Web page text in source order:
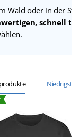
Wald oder in der